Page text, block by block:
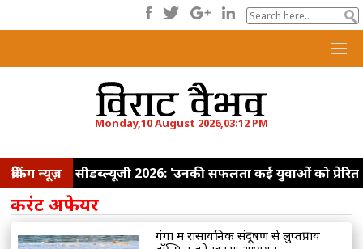
Monday,10 August 2026,03:12 PM
ब्रेकिंग न्यूज़
सीडब्ल्यूजी 2026: 'उनकी सफलता कई युवाओं को प्रेरित
करेगी,' पदकवीरों से मिले पीएम मोदी, उत्कृष्ट प्रदर्शन के
लिए सराहा
हमारा तिरंगा हमारा गौरव है, देश के लिए
करंट अफेयर
गंगा में रासायनिक संदूषण से लुप्तप्राय